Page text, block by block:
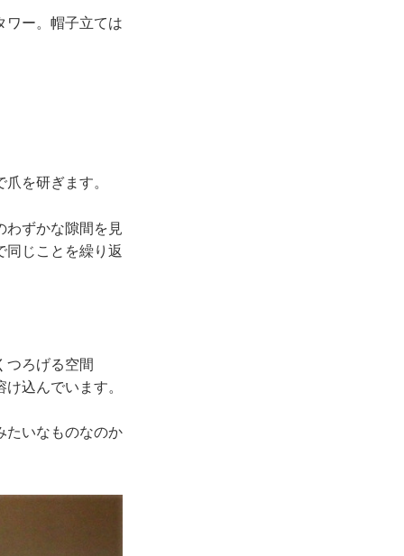
ワー。帽子立ては
を研ぎます。
わずかな隙間を見
同じことを繰り返
つろげる空間
込んでいます。
たいなものなのか